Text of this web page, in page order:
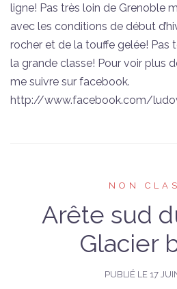
ligne! Pas très loin de Grenoble
avec les conditions de début
rocher et de la touffe gelée! Pas
la grande classe! Pour voir plus
me suivre sur facebook.
http://www.facebook.com/
NON
Arête sud
Glacier
PUBLIÉ LE 17